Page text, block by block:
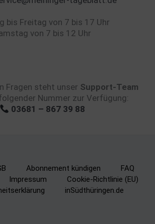
bis Freitag von 7 bis 17 Uhr
von 7 bis 12 Uhr
Fragen steht unser Support-Team
Nummer zur Verfügung:
03681 – 867 39 88
Abonnement kündigen
FAQ
Impressum
Cookie-Richtlinie (EU)
inSüdthüringen.de